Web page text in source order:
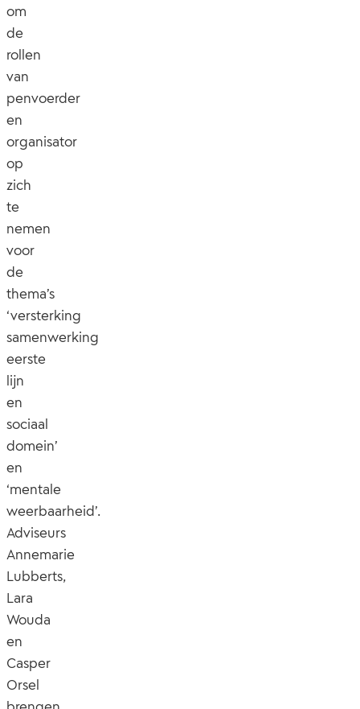
om
de
rollen
van
penvoerder
en
organisator
op
zich
te
nemen
voor
de
thema’s
‘versterking
samenwerking
eerste
lijn
en
sociaal
domein’
en
‘mentale
weerbaarheid’.
Adviseurs
Annemarie
Lubberts,
Lara
Wouda
en
Casper
Orsel